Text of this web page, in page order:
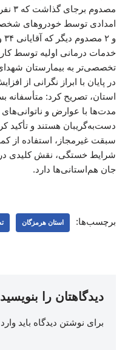
امدادی توسط خودروهای
خدمات درمانی اولیه توسط
تخصصی‌تر به بیمارستان شهدای
در پایان با ابراز نگرانی از
استان، تصریح کرد: متأسفانه
مدت‌ها با عوارض و
دست‌به‌گریبان هستند و تأکید
سبقت غیرمجاز، استفاده از
شرایط خستگی، نقش کلیدی
جان هم‌استانی‌ها دارد.
برچسب‌ها: استان هرمزگان
دیدگاهتان را بنویسید
برای نوشتن دیدگاه باید